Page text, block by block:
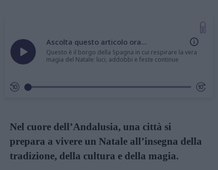
Ascolta questo articolo ora...
Questo è il borgo della Spagna in cui respirare la vera
magia del Natale: luci, addobbi e feste continue
Nel cuore dell’Andalusia, una città si
prepara a vivere un Natale all’insegna della
tradizione, della cultura e della magia.